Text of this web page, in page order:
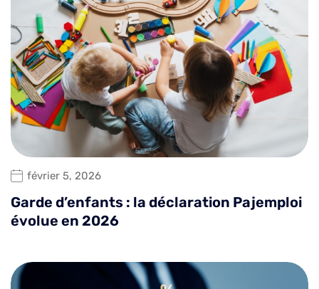
février 5, 2026
Garde d’enfants : la déclaration Pajemploi
évolue en 2026